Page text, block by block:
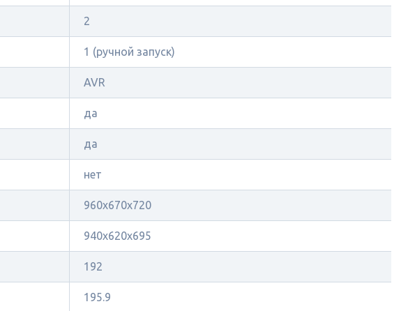
2
1 (ручной запуск)
AVR
да
да
нет
960х670х720
940х620х695
192
195.9